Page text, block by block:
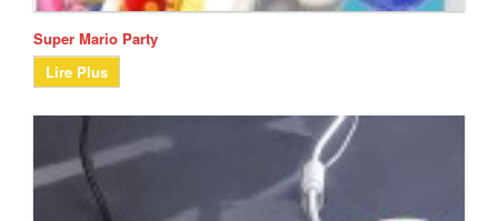
Super Mario Party
Lire Plus